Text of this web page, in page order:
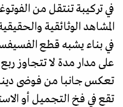
في تركيبة تنتقل من
المشاهد الوثائقية
في بناء يشبه قطع
على مدار مدة لا تتجاوز
تعكس جانبا من فوضى
تقع في فخ التجميل أو